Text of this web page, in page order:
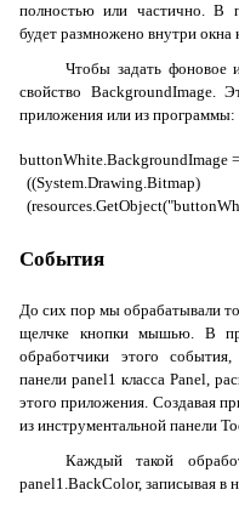
полностью или частично. В
будет размножено внутри окна
Чтобы задать фоновое
свойство BackgroundImage.
приложения или из программы:
buttonWhite.BackgroundImage =
((System.Drawing.Bitmap)
События
До сих пор мы обрабатывали
щелчке кнопки мышью. В
обработчики этого
панели panel1 класса Panel,
этого приложения. Создавая
из инструментальной панели
Каждый такой
panel1.BackColor, записывая в